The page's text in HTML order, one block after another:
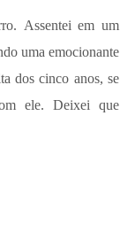
Assentei em um
uma emocionante
dos cinco anos, se
ele. Deixei que